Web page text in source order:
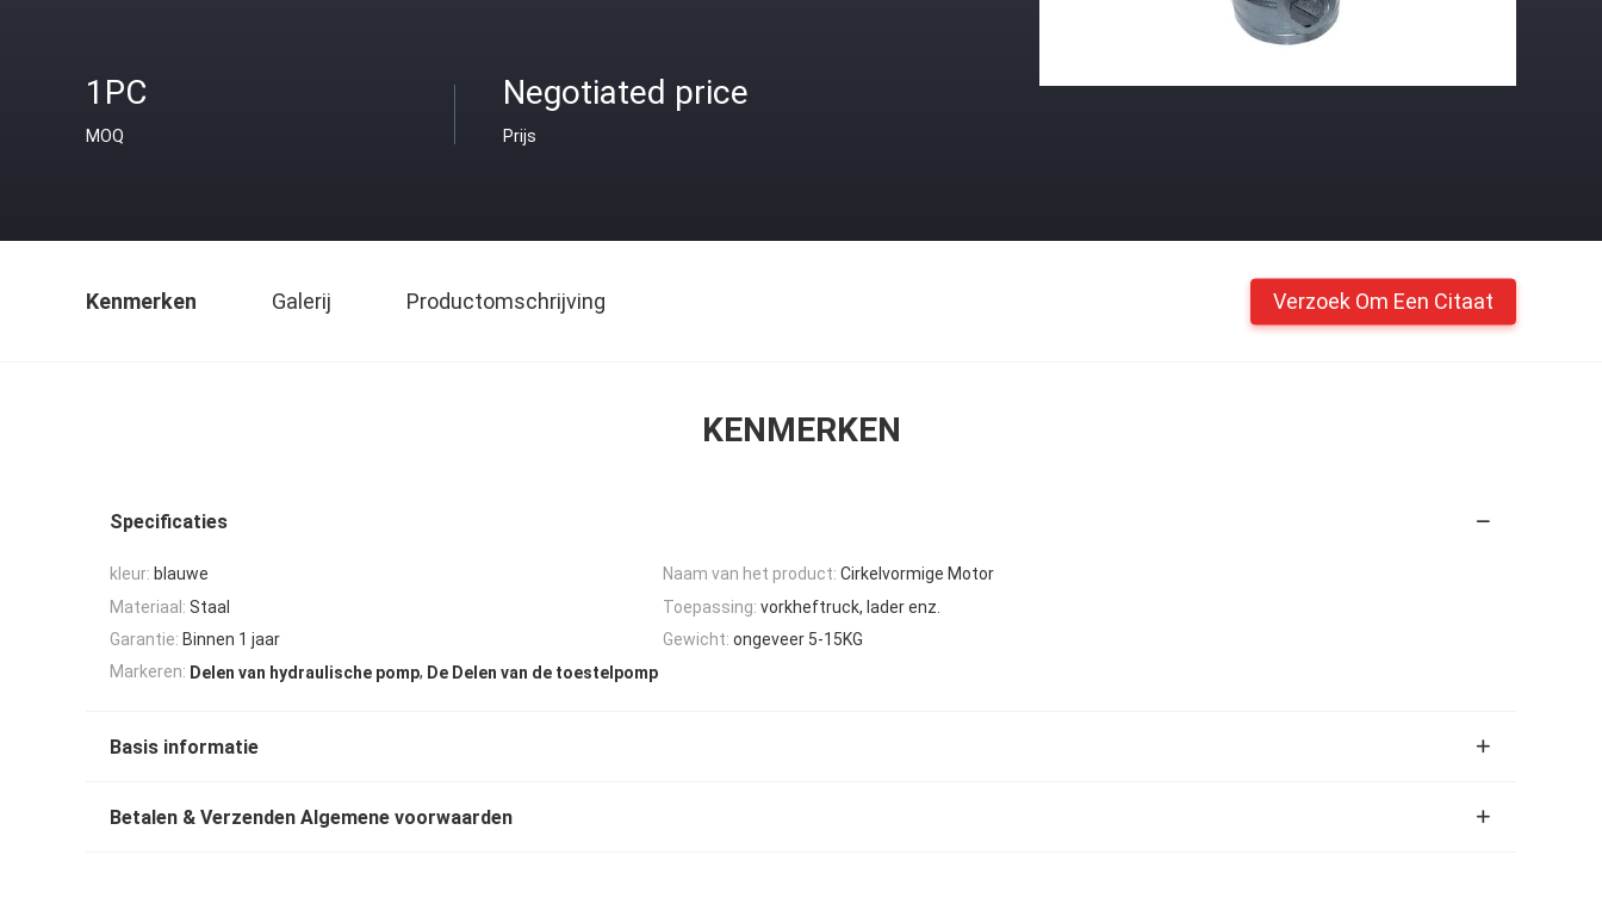
1PC
MOQ
Negotiated price
Prijs
Kenmerken Galerij Productomschrijving Verzoek Om Een Citaat
KENMERKEN
Specificaties
kleur: blauwe Naam van het product: Cirkelvormige Motor
Materiaal: Staal Toepassing: vorkheftruck, lader enz.
Garantie: Binnen 1 jaar Gewicht: ongeveer 5-15KG
Markeren: Delen van hydraulische pomp, De Delen van de toestelpomp
Basis informatie
Betalen & Verzenden Algemene voorwaarden